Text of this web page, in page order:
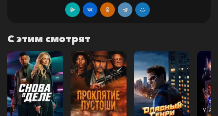
С этим смотрят